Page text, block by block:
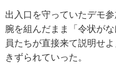
出入口を守っていたデモ
腕を組んだまま「令状が
員たちが直接来て説明せ
きずられていった。